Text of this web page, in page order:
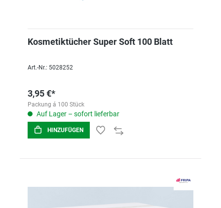
Kosmetiktücher Super Soft 100 Blatt
Art.-Nr.: 5028252
3,95 €*
Packung á 100 Stück
Auf Lager – sofort lieferbar
HINZUFÜGEN